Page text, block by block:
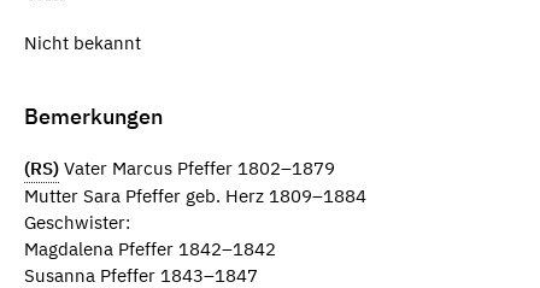
Nicht bekannt
Bemerkungen
(RS) Vater Marcus Pfeffer 1802–1879
Mutter Sara Pfeffer geb. Herz 1809–1884
Geschwister:
Magdalena Pfeffer 1842–1842
Susanna Pfeffer 1843–1847